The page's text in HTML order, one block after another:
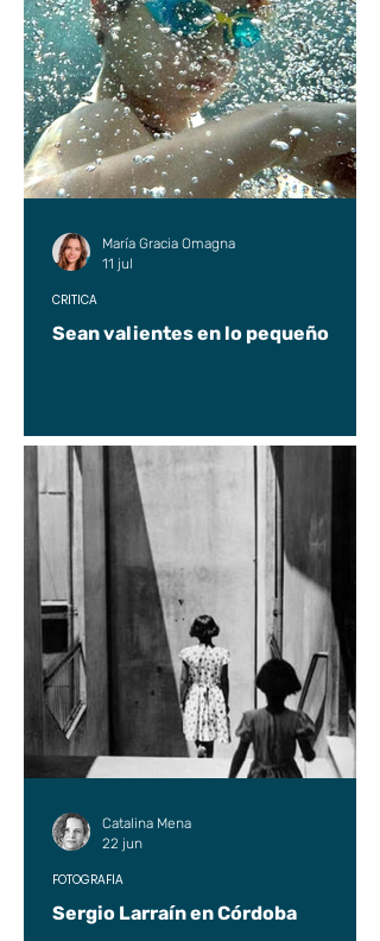
Sean valientes en lo pequeño
CRÍTICA
María Gracia Omagna
11 jul
Sergio Larraín en Córdoba
FOTOGRAFÍA
Catalina Mena
22 jun